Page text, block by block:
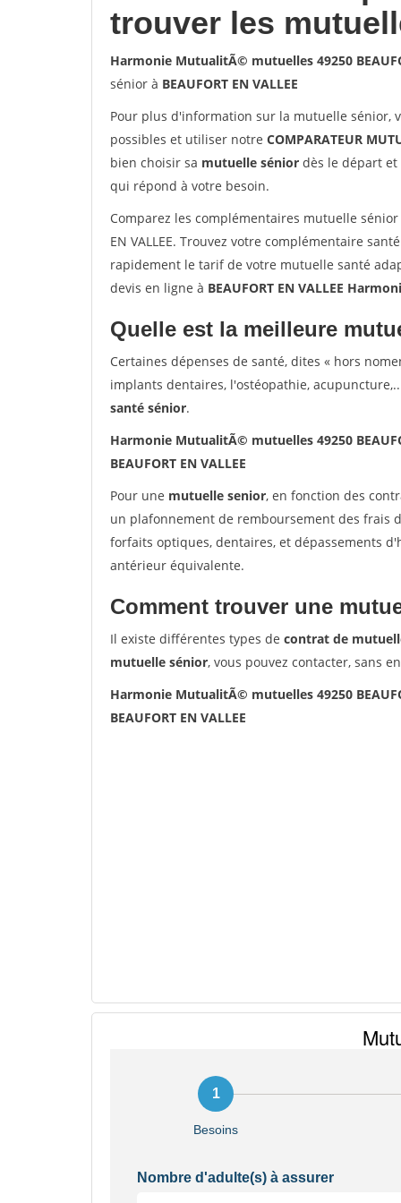
trouver les
Harmonie MutualitÃ© mutuelles 49250
sénior à BEAUFORT EN VALLEE
Pour plus d'information sur la mutuelle sénior,
possibles et utiliser notre COMPARATEUR
bien choisir sa mutuelle sénior dès le départ
qui répond à votre besoin.
Comparez les complémentaires mutuelle
EN VALLEE. Trouvez votre complémentaire
rapidement le tarif de votre mutuelle santé
devis en ligne à BEAUFORT EN VALLEE
Quelle est la meilleure
Certaines dépenses de santé, dites « hors
implants dentaires, l'ostéopathie,
santé sénior.
Harmonie MutualitÃ© mutuelles 49250
BEAUFORT EN VALLEE
Pour une mutuelle senior, en fonction des
un plafonnement de remboursement des frais
forfaits optiques, dentaires, et dépassements
antérieur équivalente.
Comment trouver une
Il existe différentes types de contrat de
mutuelle sénior, vous pouvez contacter, sans
Harmonie MutualitÃ© mutuelles 49250
BEAUFORT EN VALLEE